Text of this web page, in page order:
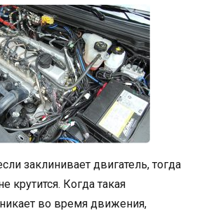
заклинивает двигатель, тогда
крутится. Когда такая
во время движения,